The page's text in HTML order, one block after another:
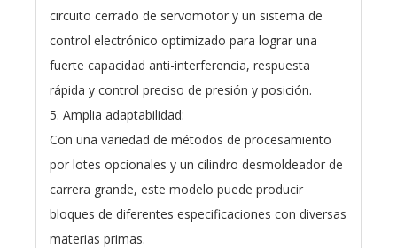
circuito cerrado de servomotor y un sistema de
control electrónico optimizado para lograr una
fuerte capacidad anti-interferencia, respuesta
rápida y control preciso de presión y posición.
5. Amplia adaptabilidad:
Con una variedad de métodos de procesamiento
por lotes opcionales y un cilindro desmoldeador de
carrera grande, este modelo puede producir
bloques de diferentes especificaciones con diversas
materias primas.